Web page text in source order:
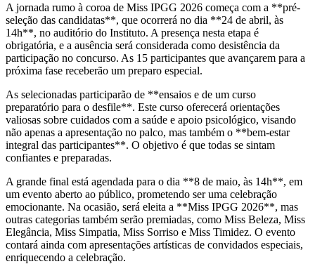
A jornada rumo à coroa de Miss IPGG 2026 começa com a **pré-
seleção das candidatas**, que ocorrerá no dia **24 de abril, às
14h**, no auditório do Instituto. A presença nesta etapa é
obrigatória, e a ausência será considerada como desistência da
participação no concurso. As 15 participantes que avançarem para a
próxima fase receberão um preparo especial.
As selecionadas participarão de **ensaios e de um curso
preparatório para o desfile**. Este curso oferecerá orientações
valiosas sobre cuidados com a saúde e apoio psicológico, visando
não apenas a apresentação no palco, mas também o **bem-estar
integral das participantes**. O objetivo é que todas se sintam
confiantes e preparadas.
A grande final está agendada para o dia **8 de maio, às 14h**, em
um evento aberto ao público, prometendo ser uma celebração
emocionante. Na ocasião, será eleita a **Miss IPGG 2026**, mas
outras categorias também serão premiadas, como Miss Beleza, Miss
Elegância, Miss Simpatia, Miss Sorriso e Miss Timidez. O evento
contará ainda com apresentações artísticas de convidados especiais,
enriquecendo a celebração.